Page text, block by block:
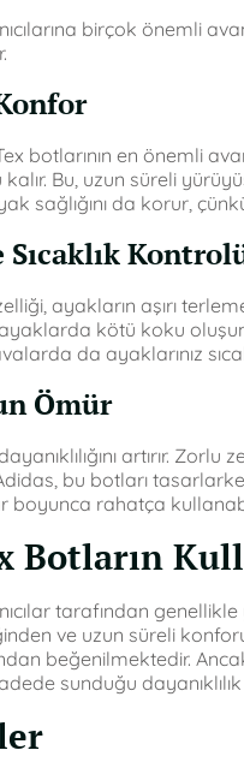
birçok önemli
botlarının en önemli
kalır. Bu, uzun süreli
sağlığını da korur,
ayakların aşırı
kötü koku
da ayaklarınız
Ömür
artırır.
bu botları
boyunca rahatça
Botların
tarafından
ve uzun süreli
beğenilmektedir.
sunduğu